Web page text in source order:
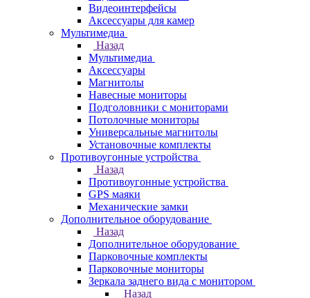
Видеоинтерфейсы
Аксессуары для камер
Мультимедиа
Назад
Мультимедиа
Аксессуары
Магнитолы
Навесные мониторы
Подголовники с мониторами
Потолочные мониторы
Универсальные магнитолы
Установочные комплекты
Противоугонные устройства
Назад
Противоугонные устройства
GPS маяки
Механические замки
Дополнительное оборудование
Назад
Дополнительное оборудование
Парковочные комплекты
Парковочные мониторы
Зеркала заднего вида с монитором
Назад